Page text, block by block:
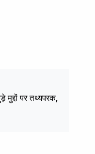
मुद्दों पर तथ्यपरक,